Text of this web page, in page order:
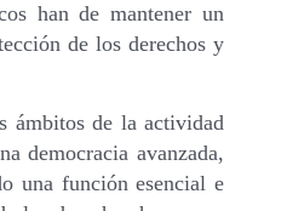
han de mantener un
de los derechos y
ámbitos de la actividad
democracia avanzada,
una función esencial e